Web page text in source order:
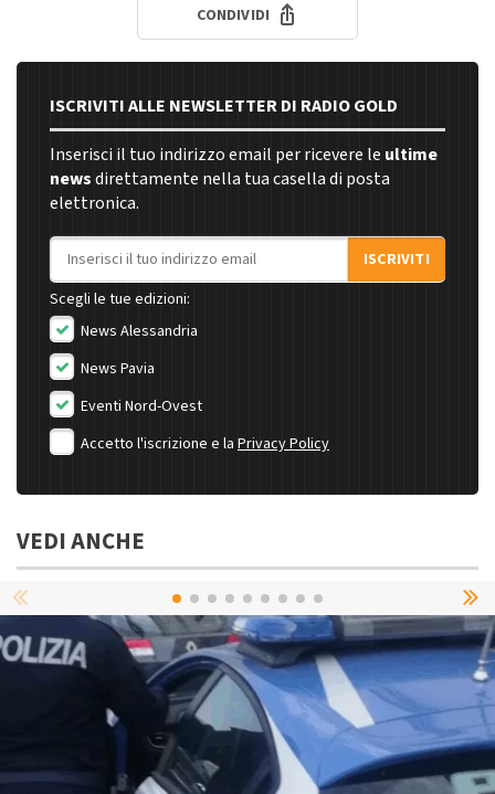
CONDIVIDI
ISCRIVITI ALLE NEWSLETTER DI RADIO GOLD
Inserisci il tuo indirizzo email per ricevere le ultime
newsdirettamente nella tua casella di posta
elettronica.
Indirizzo email
ISCRIVITI
Scegli le tue edizioni:
News Alessandria
News Pavia
Eventi Nord-Ovest
Accetto l'iscrizione e la Privacy Policy
VEDI ANCHE